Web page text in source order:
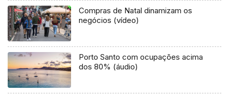
Compras de Natal dinamizam os
negócios (vídeo)
Porto Santo com ocupações acima
dos 80% (áudio)